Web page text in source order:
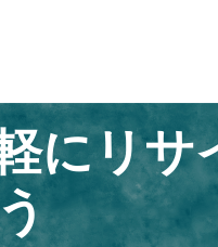
にリサ